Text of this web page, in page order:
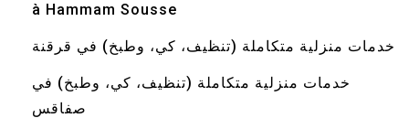
à Hammam Sousse
خدمات منزلية متكاملة (تنظيف، كي، وطبخ) في قرقنة
خدمات منزلية متكاملة (تنظيف، كي، وطبخ) في
صفاقس